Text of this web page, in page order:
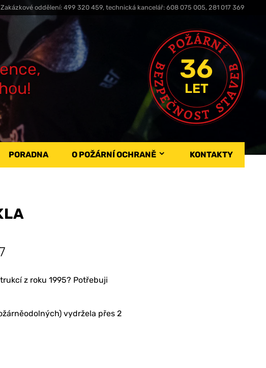
Zakázkové oddělení: 499 320 459, technická kancelář: 608 075 005, 281 017 369
36
LET
PORADNA O POŽÁRNÍ OCHRANĚ KONTAKTY
z roku 1995? Potřebuji
vydržela přes 2